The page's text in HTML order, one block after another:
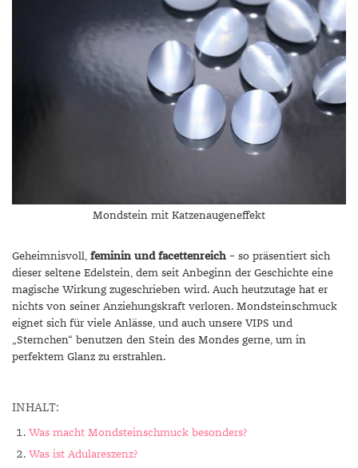
Mondstein mit Katzenaugeneffekt
Geheimnisvoll, feminin und facettenreich – so präsentiert sich
dieser seltene Edelstein, dem seit Anbeginn der Geschichte eine
magische Wirkung zugeschrieben wird. Auch heutzutage hat er
nichts von seiner Anziehungskraft verloren. Mondsteinschmuck
eignet sich für viele Anlässe, und auch unsere VIPS und
„Sternchen“ benutzen den Stein des Mondes gerne, um in
perfektem Glanz zu erstrahlen.
INHALT:
Was macht Mondsteinschmuck besonders?
Was ist Adulareszenz?